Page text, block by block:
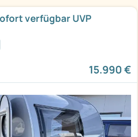
verfügbar UVP
15.990 €